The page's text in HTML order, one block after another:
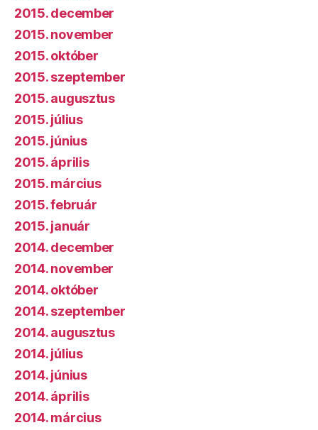
2015. december
2015. november
2015. október
2015. szeptember
2015. augusztus
2015. július
2015. június
2015. április
2015. március
2015. február
2015. január
2014. december
2014. november
2014. október
2014. szeptember
2014. augusztus
2014. július
2014. június
2014. április
2014. március